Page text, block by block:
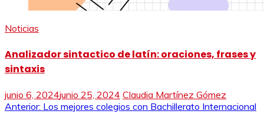
Noticias
Analizador sintactico de latín: oraciones, frases y
sintaxis
junio 6, 2024junio 25, 2024 Claudia Martínez Gómez
Anterior: Los mejores colegios con Bachillerato Internacional